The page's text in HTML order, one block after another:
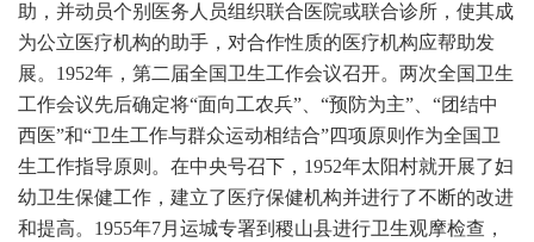
助，并动员个别医务人员组织联合医院或联合诊所，使其成
为公立医疗机构的助手，对合作性质的医疗机构应帮助发
展。1952年，第二届全国卫生工作会议召开。两次全国卫生
工作会议先后确定将“面向工农兵”、“预防为主”、“团结中
西医”和“卫生工作与群众运动相结合”四项原则作为全国卫
生工作指导原则。在中央号召下，1952年太阳村就开展了妇
幼卫生保健工作，建立了医疗保健机构并进行了不断的改进
和提高。1955年7月运城专署到稷山县进行卫生观摩检查，